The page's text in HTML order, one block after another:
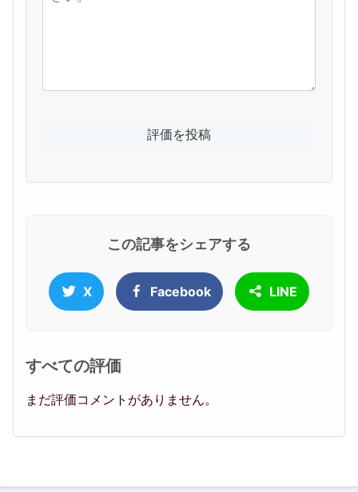
この記事をシェアする
X Facebook LINE
すべての評価
まだ評価コメントがありません。